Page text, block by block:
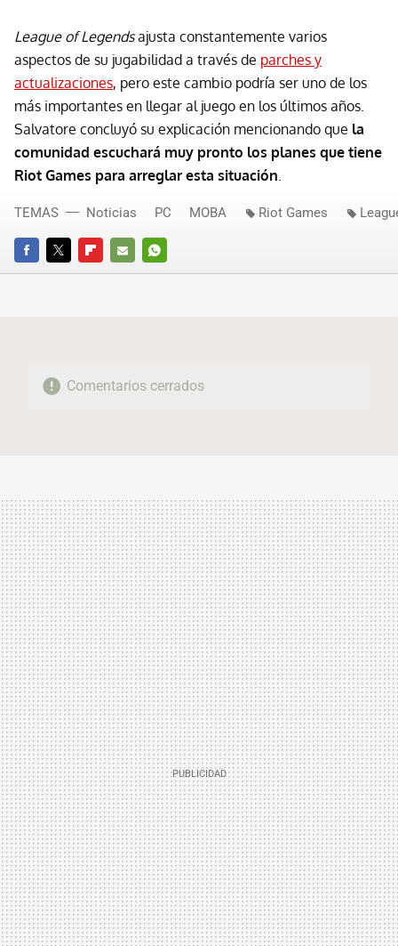
League of Legendsajusta constantemente varios
aspectos de su jugabilidad a través de parches y
actualizaciones, pero este cambio podría ser uno de los
más importantes en llegar al juego en los últimos años.
Salvatore concluyó su explicación mencionando que la
comunidad escuchará muy pronto los planes que tiene
Riot Games para arreglar esta situación
FACEBOOKTWITTERFLIPBOARD
E-
WHATSAPP
TEMAS Noticias PC MOBA Riot Games
Comentarios cerrados